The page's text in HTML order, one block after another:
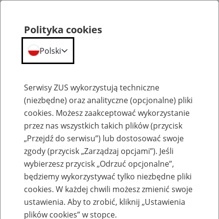
Emerytury
Baza zlikwidowanych lub
przekształconych zakładów pracy
Polityka cookies
Polski
Serwisy ZUS wykorzystują techniczne
(niezbędne) oraz analityczne (opcjonalne) pliki
cookies. Możesz zaakceptować wykorzystanie
przez nas wszystkich takich plików (przycisk
„Przejdź do serwisu”) lub dostosować swoje
zgody (przycisk „Zarządzaj opcjami”). Jeśli
wybierzesz przycisk „Odrzuć opcjonalne”,
będziemy wykorzystywać tylko niezbędne pliki
cookies. W każdej chwili możesz zmienić swoje
ustawienia. Aby to zrobić, kliknij „Ustawienia
plików cookies” w stopce.